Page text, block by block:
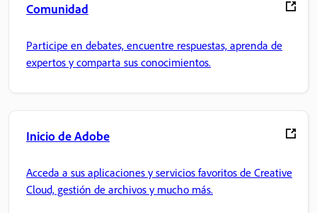
Comunidad
Participe en debates, encuentre respuestas, aprenda de
expertos y comparta sus conocimientos.
Inicio de Adobe
Acceda a sus aplicaciones y servicios favoritos de Creative
Cloud, gestión de archivos y mucho más.